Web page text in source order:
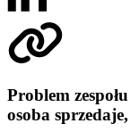
Problem
osoba